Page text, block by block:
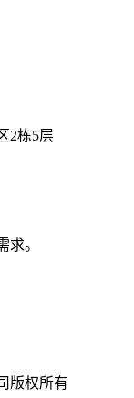
2栋5层
求。
版权所有